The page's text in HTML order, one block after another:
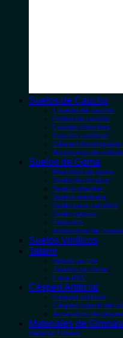
Suelos de Caucho
Losetas de caucho
Rollos de caucho
Losetas infantiles
Caucho contínuo
Césped Amortiguado
Accesorios de
Suelos de Goma
Planchas de goma
Suelo de círculos
Suelos checker
Suelos estribera
Suelo para caballos
Suelo rugoso
Felpudos
Accesorios de
Suelos Vinílicos
Tatami
Tatami puzzle
Tatamis sin forrar
Lona PVC
Césped Artificial
Césped artificial
Césped infantil de
Accesorios de césped
Materiales de
Material Fitness